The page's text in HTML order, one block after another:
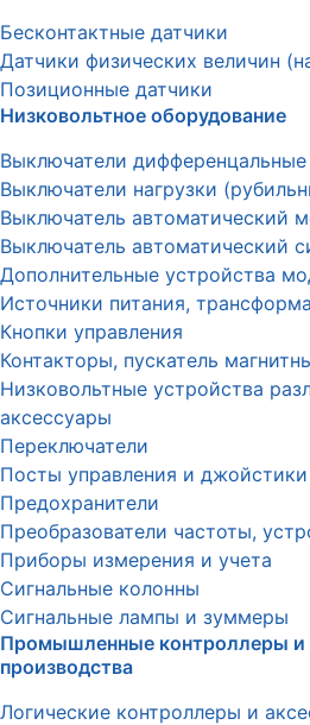
Бесконтактные датчики
Датчики физических величин
Позиционные датчики
Низковольтное оборудование
Выключатели
Выключатели нагрузки
Выключатель автоматический
Выключатель автоматический
Дополнительные устройства
Источники питания,
Кнопки управления
Контакторы, пускатель
Низковольтные устройства
аксессуары
Переключатели
Посты управления и джойстики
Предохранители
Преобразователи частоты,
Приборы измерения и учета
Сигнальные колонны
Сигнальные лампы и зуммеры
Промышленные контроллеры и
производства
Логические контроллеры и